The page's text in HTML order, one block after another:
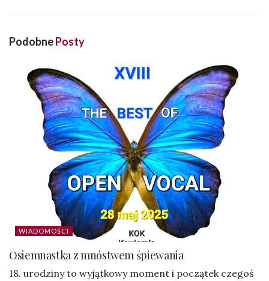
PodobnePosty
WIADOMOŚCI
Osiemnastka z mnóstwem śpiewania
18. urodziny to wyjątkowy moment i początek czegoś